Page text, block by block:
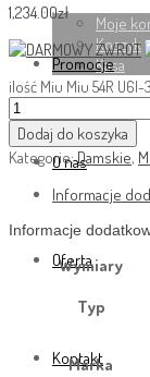
Moje
Koszyk
Kasa
Promocje
O nas
Oferta
Kontakt
1,234.00zł
ilość Miu Miu 54R U6I-
Dodaj do koszyka
Kategorie:Damskie,
Informacje
Informacje
Wymiary
Typ
Marka